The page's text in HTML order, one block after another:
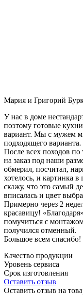
Мария и Григорий
У нас в доме
поэтому готовые
вариант. Мы с мужем
подходящего варианта.
После всех походов
на заказ под наши
обмерил, посчитал,
хотелось, и картинка
скажу, что это самый
вписалась и цвет
Примерно через 2
красавицу!
помучиться с
получился отменный.
Большое всем
Качество продукции
Уровень сервиса
Срок изготовления
Оставить отзыв
Оставить отзыв на